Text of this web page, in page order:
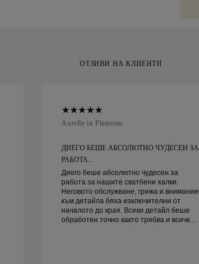
ОТЗИВИ НА КЛИЕНТИ
Aurelle in Platinum
ДИЕГО БЕШЕ АБСОЛЮТНО ЧУДЕСЕН ЗА
РАБОТА...
Диего беше абсолютно чудесен за
работа за нашите сватбени халки.
Неговото обслужване, грижа и внимание
към детайла бяха изключителни от
началото до края. Всеки детайл беше
обработен точно както трябва и всичко